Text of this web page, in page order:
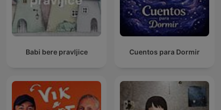
Babi bere pravljice Cuentos para Dormir